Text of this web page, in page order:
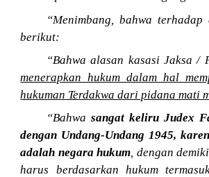
“Menimbang, bahwa
berikut:
“Bahwa alasan kasasi Jaksa
menerapkan hukum dalam hal
hukuman Terdakwa dari pidana mati
“Bahwasangat keliru Judex
dengan Undang-Undang 1945,
adalah negara hukum, dengan
harus berdasarkan hukum